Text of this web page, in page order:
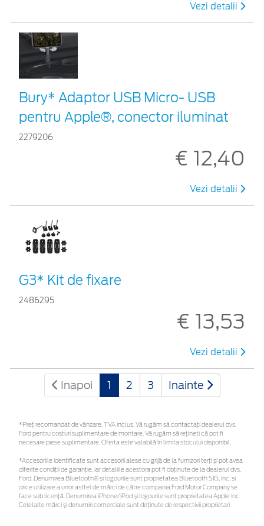
Vezi detalii
Bury* Adaptor USB Micro- USB
pentru Apple®, conector iluminat
2279206
€ 12,40
Vezi detalii
G3* Kit de fixare
2486295
€ 13,53
Vezi detalii
Inapoi 1 2 3 Inainte
*Preţ recomandat de vânzare, TVA inclus. Vă rugăm să contactaţi dealerul dvs.
Ford pentru costuri suplimentare de montare. Vă rugăm să rețineți că pot fi
necesare piese suplimentare. Oferta este valabilă în limita stocului disponibil.
*Accesoriile identificate sunt accesorii alese cu grijă de la furnizori terți și pot avea
diferite condiții de garanție, iar detaliile acestora pot fi obținute de la dealerul dvs.
Ford. Denumirea Bluetooth® și logourile sunt proprietatea Bluetooth SIG, Inc. și
orice utilizare a unor astfel de mărci de către compania Ford Motor Company se
face sub licență. Denumirea iPhone/iPod și logourile sunt proprietatea Apple Inc.
Celelalte mărci și denumiri comerciale sunt deținute de respectivii proprietari